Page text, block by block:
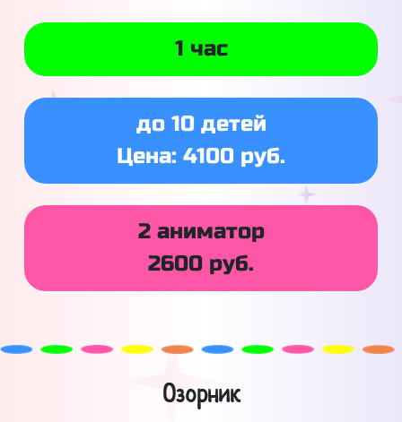
1 час
до 10 детей
Цена: 4100 руб.
2 аниматор
2600 руб.
Озорник